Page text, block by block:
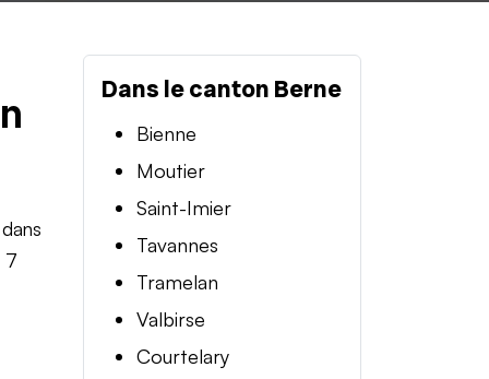
7
Dans le canton Berne
Bienne
Moutier
Saint-Imier
Tavannes
Tramelan
Valbirse
Courtelary